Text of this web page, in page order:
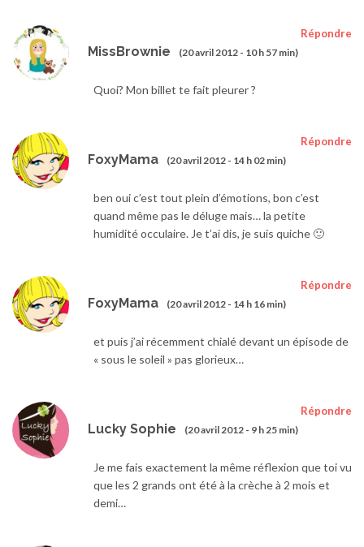
MissBrownie (20 avril 2012 - 10 h 57 min)
Répondre
Quoi? Mon billet te fait pleurer ?
FoxyMama (20 avril 2012 - 14 h 02 min)
Répondre
ben oui c’est tout plein d’émotions, bon c’est
quand même pas le déluge mais… la petite
humidité occulaire. Je t’ai dis, je suis quiche 🙂
FoxyMama (20 avril 2012 - 14 h 16 min)
Répondre
et puis j’ai récemment chialé devant un épisode de
« sous le soleil » pas glorieux…
Lucky Sophie (20 avril 2012 - 9 h 25 min)
Répondre
Je me fais exactement la même réflexion que toi vu
que les 2 grands ont été à la crèche à 2 mois et
demi…